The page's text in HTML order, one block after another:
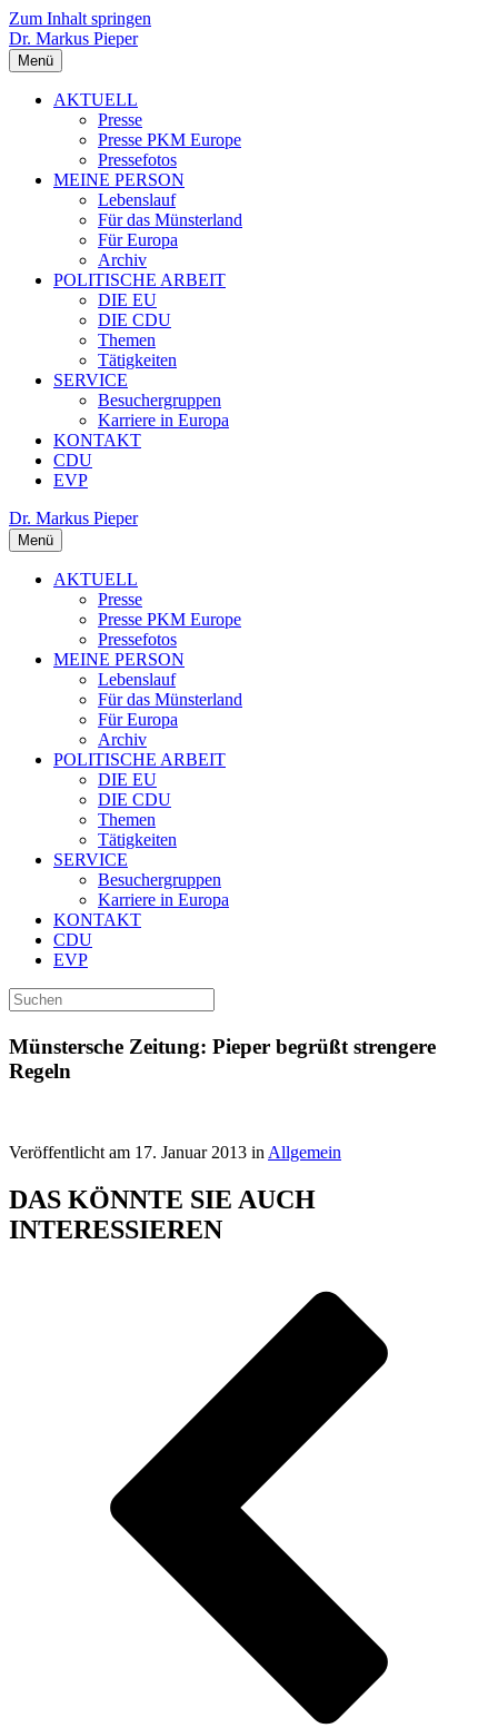
Zum Inhalt springen
Dr. Markus Pieper
Menü
AKTUELL
Presse
Presse PKM Europe
Pressefotos
MEINE PERSON
Lebenslauf
Für das Münsterland
Für Europa
Archiv
POLITISCHE ARBEIT
DIE EU
DIE CDU
Themen
Tätigkeiten
SERVICE
Besuchergruppen
Karriere in Europa
KONTAKT
CDU
EVP
Dr. Markus Pieper
Menü
AKTUELL
Presse
Presse PKM Europe
Pressefotos
MEINE PERSON
Lebenslauf
Für das Münsterland
Für Europa
Archiv
POLITISCHE ARBEIT
DIE EU
DIE CDU
Themen
Tätigkeiten
SERVICE
Besuchergruppen
Karriere in Europa
KONTAKT
CDU
EVP
Münstersche Zeitung: Pieper begrüßt strengere
Regeln
Veröffentlicht am 17. Januar 2013 in Allgemein
DAS KÖNNTE SIE AUCH
INTERESSIEREN